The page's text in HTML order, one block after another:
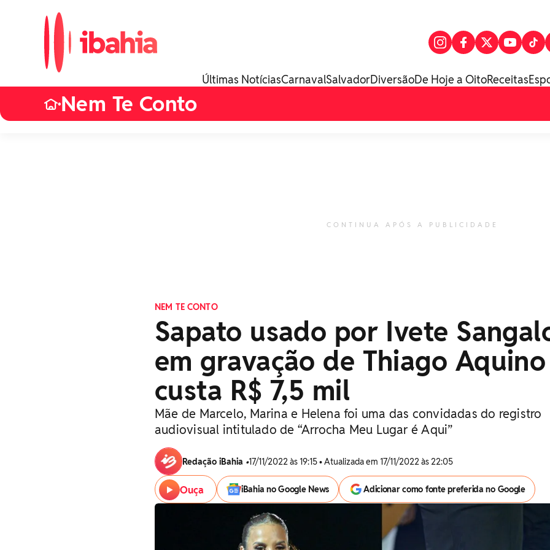
Últimas NotíciasCarnavalSalvadorDiversãoDe Hoje a OitoReceitas
•Nem Te Conto
CONTINUA APÓS A PUBLICIDADE
NEM TE CONTO
Sapato usado por Ivete
em gravação de Thiago Aquino
custa R$ 7,5 mil
Mãe de Marcelo, Marina e Helena foi uma das convidadas do registro
audiovisual intitulado de “Arrocha Meu Lugar é Aqui”
Redação iBahia •17/11/2022 às 19:15 • Atualizada em 17/11/2022 às 22:05
Ouça iBahia no Google News Adicionar como fonte preferida no Google